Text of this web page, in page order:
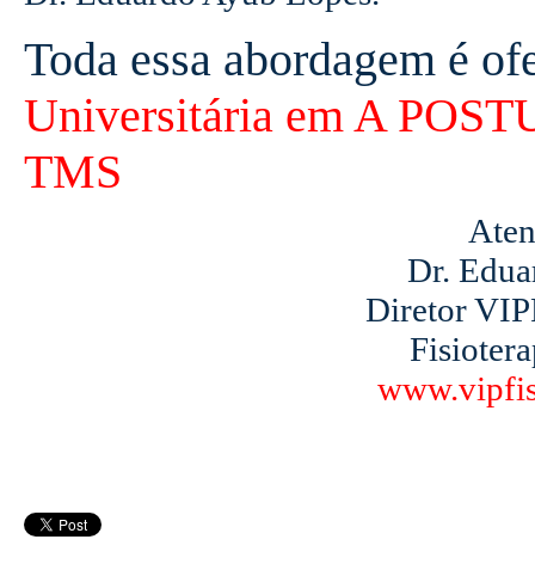
Toda essa abordagem é
Universitária em A
TMS
Dr.
Diretor